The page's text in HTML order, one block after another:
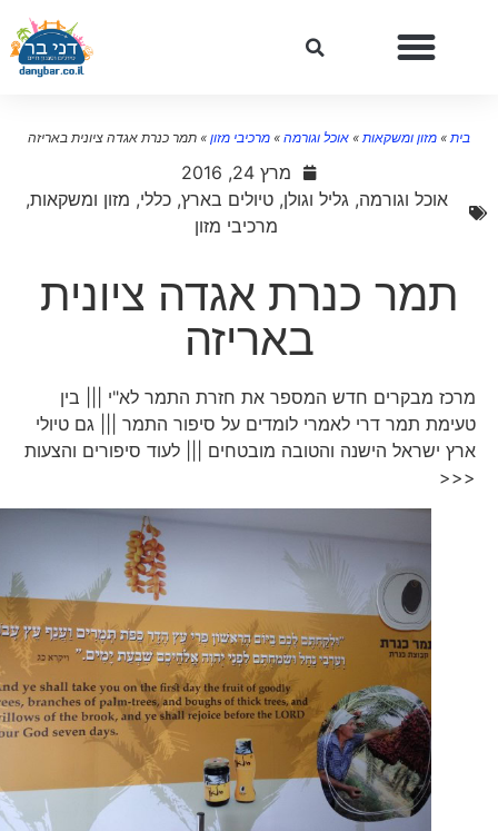
»מזון ומשקאות»אוכל וגורמה»מרכיבי מזון »תמר כנרת אגדה ציונית באריזה
מרץ 24, 2016
אוכל וגורמה,גליל וגולן,טיולים בארץ,כללי,מזון ומשקאות,
מרכיבי מזון
תמר כנרת אגדה ציונית
באריזה
מרכז מבקרים חדש המספר את חזרת התמר לא"י ||| בין
טעימת תמר דרי לאמרי לומדים על סיפור התמר ||| גם טיולי
ארץ ישראל הישנה והטובה מובטחים ||| לעוד סיפורים והצעות
<<<